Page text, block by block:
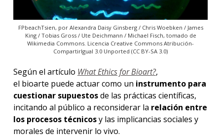
FPbeachTsien, por Alexandra Daisy Ginsberg / Chris Woebken / James
King / Tobias Gross / Ute Deichmann / Michael Fisch, tomado de
Wikimedia Commons. Licencia Creative Commons Atribución-
CompartirIgual 3.0 Unported (CC BY-SA 3.0)
Según el artículo What Ethics for Bioart?,
el bioarte puede actuar como un instrumento para
cuestionar supuestosde las prácticas científicas,
incitando al público a reconsiderar la relación entre
los procesos técnicosy las implicancias sociales y
morales de intervenir lo vivo.